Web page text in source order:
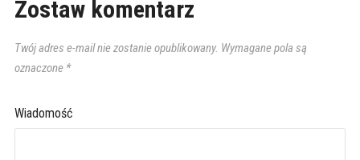
Zostaw komentarz
Twój adres e-mail nie zostanie opublikowany. Wymagane pola są
oznaczone *
Wiadomość